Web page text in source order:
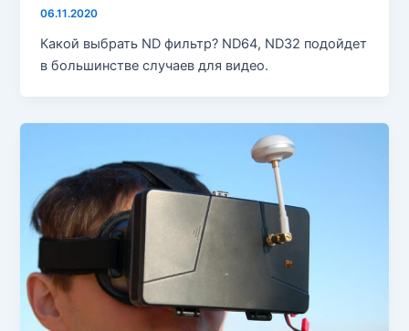
06.11.2020
Какой выбрать ND фильтр? ND64, ND32 подойдет
в большинстве случаев для видео.